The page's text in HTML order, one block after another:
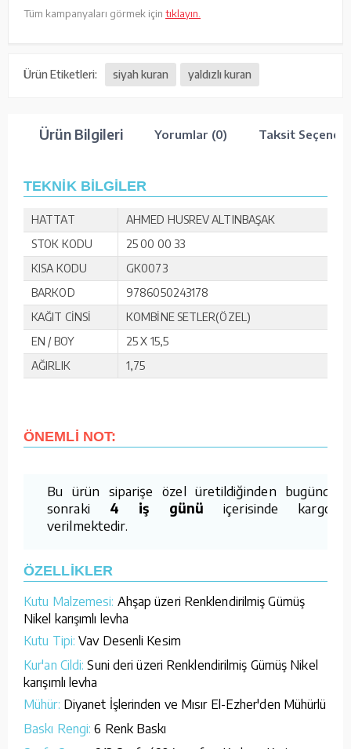
Tüm kampanyaları görmek için tıklayın.
Ürün Etiketleri: siyah kuran yaldızlı kuran
Ürün Bilgileri Yorumlar (0) Taksit
TEKNİK BİLGİLER
HATTAT
AHMED HUSREV ALTINBAŞAK
STOK KODU
25 00 00 33
KISA KODU
GK0073
BARKOD
9786050243178
KAĞIT CİNSİ
KOMBİNE SETLER(ÖZEL)
EN / BOY
25 X 15,5
AĞIRLIK
1,75
ÖNEMLİ NOT:
Bu ürün siparişe özel üretildiğinden bugünden
sonraki 4 iş günü içerisinde kargoya
verilmektedir.
ÖZELLİKLER
Kutu Malzemesi: Ahşap üzeri Renklendirilmiş Gümüş
Nikel karışımlı levha
Kutu Tipi:Vav Desenli Kesim
Kur'an Cildi:Suni deri üzeri Renklendirilmiş Gümüş Nikel
karışımlı levha
Mühür: Diyanet İşlerinden ve Mısır El-Ezher'den Mühürlü
Baskı Rengi:6 Renk Baskı